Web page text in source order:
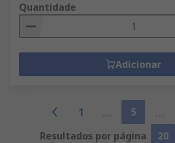
Quantidade
Adicionar
1 5
Resultados por página
20